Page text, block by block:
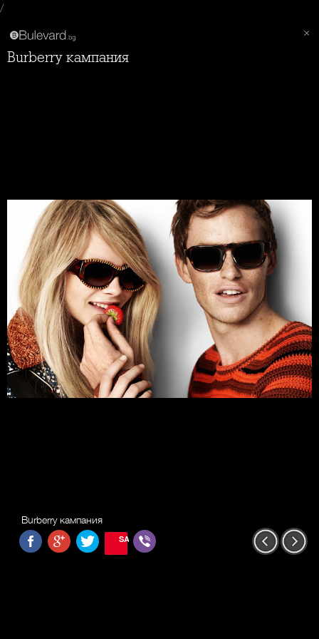
/
Burberry кампания
Burberry кампания
SAVE